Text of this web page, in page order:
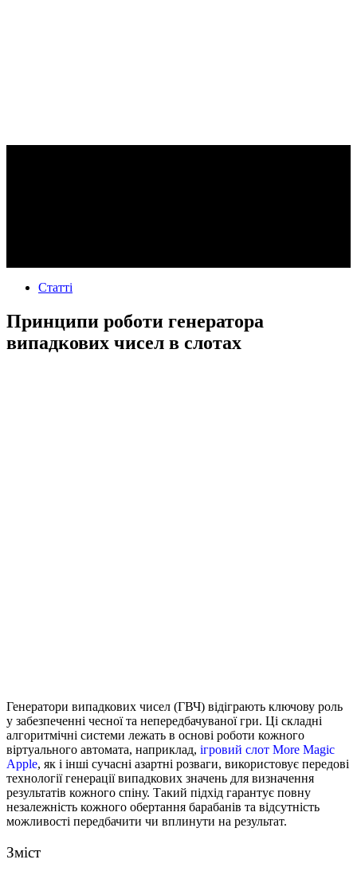
Статті
Принципи роботи генератора
випадкових чисел в слотах
Генератори випадкових чисел (ГВЧ) відіграють ключову роль
у забезпеченні чесної та непередбачуваної гри. Ці складні
алгоритмічні системи лежать в основі роботи кожного
віртуального автомата, наприклад, ігровий слот More Magic
Apple, як і інші сучасні азартні розваги, використовує передові
технології генерації випадкових значень для визначення
результатів кожного спіну. Такий підхід гарантує повну
незалежність кожного обертання барабанів та відсутність
можливості передбачити чи вплинути на результат.
Зміст